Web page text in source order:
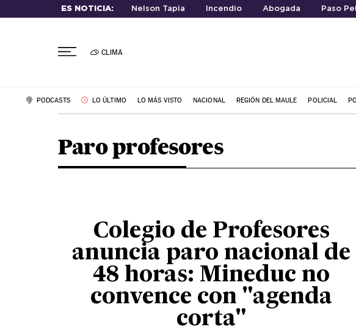
ES NOTICIA: Nelson Tapia Incendio Abogada Paso
CLIMA
PODCASTS LO ÚLTIMO LO MÁS VISTO NACIONAL REGIÓN DEL MAULE POLICIAL
Paro profesores
Colegio de Profesores
anuncia paro nacional de
48 horas: Mineduc no
convence con "agenda
corta"